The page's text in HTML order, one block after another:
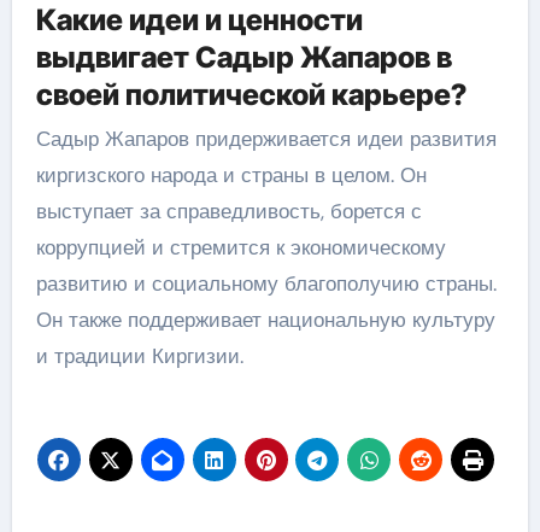
Какие идеи и ценности
выдвигает Садыр Жапаров в
своей политической карьере?
Садыр Жапаров придерживается идеи развития
киргизского народа и страны в целом. Он
выступает за справедливость, борется с
коррупцией и стремится к экономическому
развитию и социальному благополучию страны.
Он также поддерживает национальную культуру
и традиции Киргизии.